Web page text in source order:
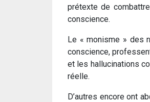
prétexte de
conscience.
Le « monisme » des
conscience,
et les hallucinations
réelle.
D’autres encore ont